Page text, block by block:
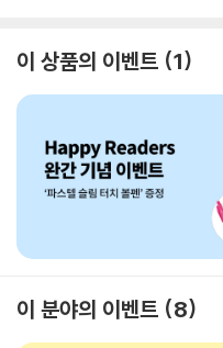
이 상품의 이벤트 1
이 분야의 이벤트 8